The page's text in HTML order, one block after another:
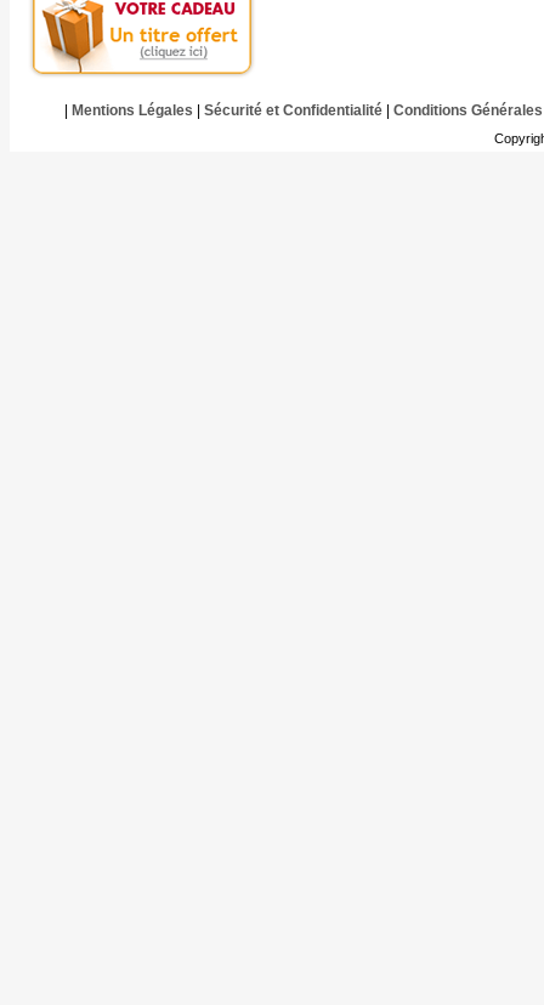
Mentions Légales Sécurité et Confidentialité| Conditions Générales